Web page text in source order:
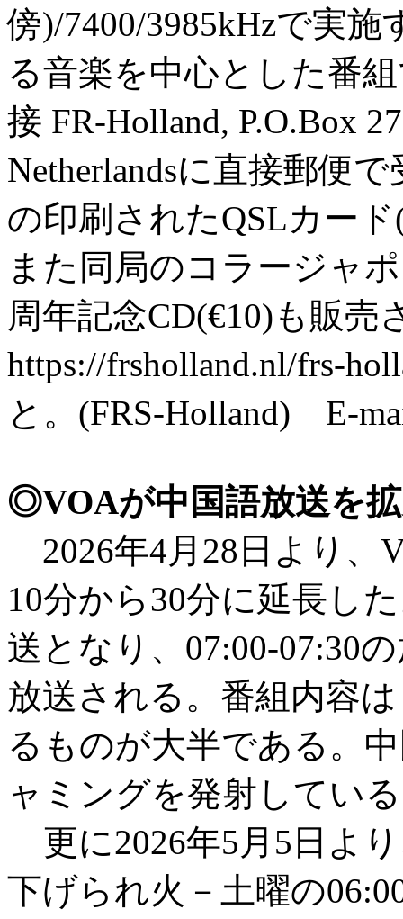
傍)/7400/3985kHzで実
る音楽を中心とした番
接 FR-Holland, P.O.Box
Netherlandsに直接郵便
の印刷されたQSLカー
また同局のコラージャ
周年記念CD(€10)も販
https://frsholland.nl/frs-
と。(FRS-Holland) E-
◎VOAが中国語放送を
2026年4月28日より、
10分から30分に延長し
送となり、07:00-07:30
放送される。番組内容
るものが大半である。
ャミングを発射してい
更に2026年5月5日よ
下げられ火－土曜の